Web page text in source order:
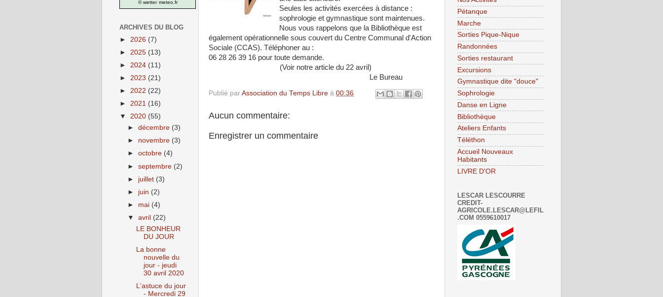
Seules les activités exercées à distance :
sophrologie et gymnastique sont maintenues.
Nous vous rappelons que la Bibliothèque est
également opérationnelle sous couvert du Centre Communal d'Action
Sociale (CCAS). Téléphoner au :
06 28 26 39 16 pour toute demande.
(Voir notre article du 22 avril)
Le Bureau
Publié par Association du Temps Libre à 00:36
Aucun commentaire:
Enregistrer un commentaire
© wetter meteo.fr
ARCHIVES DU BLOG
► 2026 (7)
► 2025 (13)
► 2024 (11)
► 2023 (21)
► 2022 (22)
► 2021 (16)
▼ 2020 (55)
►décembre (3)
► novembre (3)
►octobre (4)
►septembre (2)
► juillet (3)
► juin (2)
► mai (4)
▼avril (22)
LE BONHEUR
DU JOUR
La bonne
nouvelle du
jour - jeudi
30 avril 2020
L'astuce du jour
- Mercredi 29
Pétanque
Marche
Sorties Pique-Nique
Randonnées
Sorties restaurant
Excursions
Gymnastique dite "douce"
Sophrologie
Danse en Ligne
Bibliothèque
Ateliers Enfants
Téléthon
Accueil Nouveaux
Habitants
LIVRE D'OR
LESCAR LESCOURRE
CREDIT-
AGRICOLE.LESCAR@LEFIL
.COM 0559610017